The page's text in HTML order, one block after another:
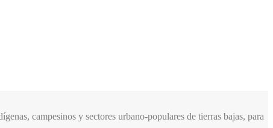
campesinos y sectores urbano-populares de tierras bajas, para